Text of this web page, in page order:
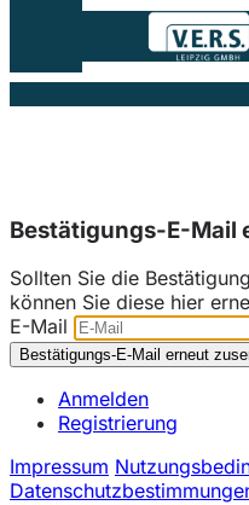
Bestätigungs-E-Mail
Sollten Sie die
können Sie diese hier
E-Mail
Anmelden
Registrierung
Impressum